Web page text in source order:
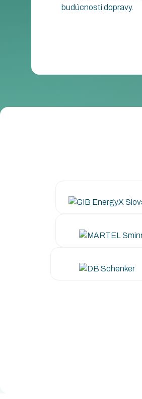
budúcnosti dopravy.